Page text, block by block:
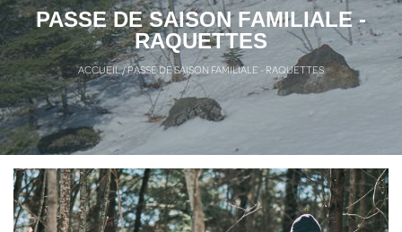
PASSE DE SAISON FAMILIALE -
RAQUETTES
ACCUEIL/PASSE DE SAISON FAMILIALE - RAQUETTES